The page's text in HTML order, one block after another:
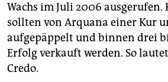
Wachs im Juli 2006
sollten von Arquana einer Kur
aufgepäppelt und binnen drei
Erfolg verkauft werden. So
Credo.